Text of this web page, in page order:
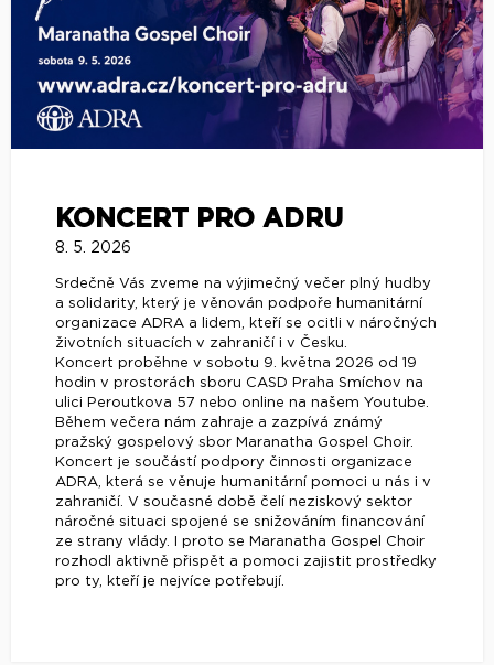
KONCERT PRO ADRU
8. 5. 2026
Srdečně Vás zveme na výjimečný večer plný hudby
a solidarity, který je věnován podpoře humanitární
organizace ADRA a lidem, kteří se ocitli v náročných
životních situacích v zahraničí i v Česku.
Koncert proběhne v sobotu 9. května 2026 od 19
hodin v prostorách sboru CASD Praha Smíchov na
ulici Peroutkova 57 nebo online na našem Youtube.
Během večera nám zahraje a zazpívá známý
pražský gospelový sbor Maranatha Gospel Choir.
Koncert je součástí podpory činnosti organizace
ADRA, která se věnuje humanitární pomoci u nás i v
zahraničí. V současné době čelí neziskový sektor
náročné situaci spojené se snižováním financování
ze strany vlády. I proto se Maranatha Gospel Choir
rozhodl aktivně přispět a pomoci zajistit prostředky
pro ty, kteří je nejvíce potřebují.